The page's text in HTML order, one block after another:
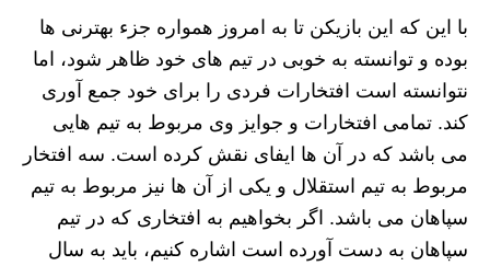
با این که این بازیکن تا به امروز همواره جزء بهترنی ها
بوده و توانسته به خوبی در تیم های خود ظاهر شود، اما
نتوانسته است افتخارات فردی را برای خود جمع آوری
کند. تمامی افتخارات و جوایز وی مربوط به تیم هایی
می باشد که در آن ها ایفای نقش کرده است. سه افتخار
مربوط به تیم استقلال و یکی از آن ها نیز مربوط به تیم
سپاهان می باشد. اگر بخواهیم به افتخاری که در تیم
سپاهان به دست آورده است اشاره کنیم، باید به سال